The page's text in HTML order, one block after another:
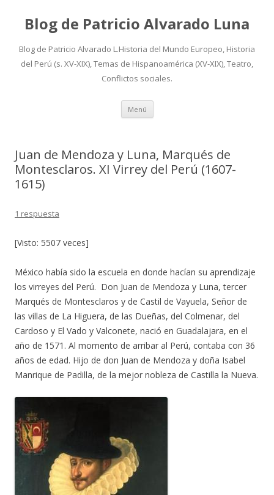
Blog de Patricio Alvarado Luna
Blog de Patricio Alvarado L.Historia del Mundo Europeo, Historia
del Perú (s. XV-XIX), Temas de Hispanoamérica (XV-XIX), Teatro,
Conflictos sociales.
Menú Ir
contenido
Juan de Mendoza y Luna, Marqués de
Montesclaros. XI Virrey del Perú (1607-
1615)
1 respuesta
[Visto: 5507 veces]
México había sido la escuela en donde hacían su aprendizaje
los virreyes del Perú. Don Juan de Mendoza y Luna, tercer
Marqués de Montesclaros y de Castil de Vayuela, Señor de
las villas de La Higuera, de las Dueñas, del Colmenar, del
Cardoso y El Vado y Valconete, nació en Guadalajara, en el
año de 1571. Al momento de arribar al Perú, contaba con 36
años de edad. Hijo de don Juan de Mendoza y doña Isabel
Manrique de Padilla, de la mejor nobleza de Castilla la Nueva.